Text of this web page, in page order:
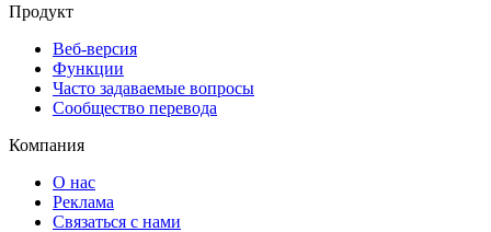
Продукт
Веб-версия
Функции
Часто задаваемые вопросы
Сообщество перевода
Компания
О нас
Реклама
Связаться с нами